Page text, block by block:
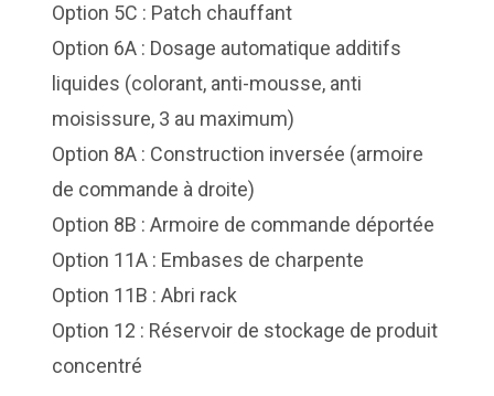
Option 5C : Patch chauffant
Option 6A : Dosage automatique additifs
liquides (colorant, anti-mousse, anti
moisissure, 3 au maximum)
Option 8A : Construction inversée (armoire
de commande à droite)
Option 8B : Armoire de commande déportée
Option 11A : Embases de charpente
Option 11B : Abri rack
Option 12 : Réservoir de stockage de produit
concentré